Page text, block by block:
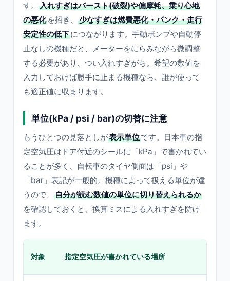
す。
入れすぎはバースト(破裂)や偏摩耗、乗り心地
の悪化 を招き、
少なすぎは燃費悪化・パンク・走行
安定性の低下につながります。手動ポンプや自動停
止なしの機種だと、メーターをにらみながら微調整
する必要があり、つい入れすぎがち。希望の数値を
入力しておけば勝手に止まる機種なら、誰が使って
も適正値に収まります。
単位(kPa / psi / bar)の切替に注意
もうひとつの見落としが表示単位です。日本車の指
定空気圧はドア付近のシールに「kPa」で書かれてい
ることが多く、自転車のタイヤ側面は「psi」や
「bar」表記が一般的。機種によって扱える単位が違
うので、
自分が読む数値の単位に切り替えられるか
を確認しておくと、換算ミスによる入れすぎを防げ
ます。
対象 指定空気圧が書かれている場所